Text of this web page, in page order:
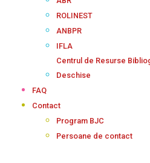
ROLINEST
ANBPR
IFLA
Centrul de Resurse
Deschise
FAQ
Contact
Program BJC
Persoane de contact